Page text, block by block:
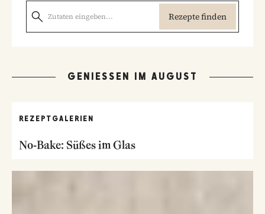
Rezepte finden
GENIESSEN IM AUGUST
REZEPTGALERIEN
No-Bake: Süßes im Glas